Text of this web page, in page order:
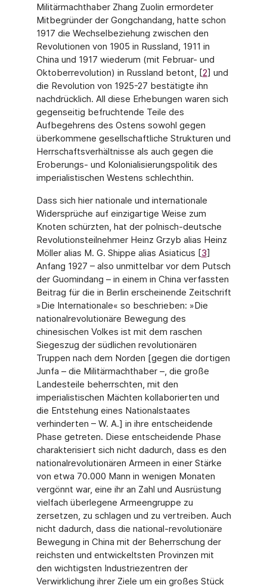
Militärmachthaber Zhang Zuolin ermordeter
Mitbegründer der Gongchandang, hatte schon
1917 die Wechselbeziehung zwischen den
Revolutionen von 1905 in Russland, 1911 in
China und 1917 wiederum (mit Februar- und
Oktoberrevolution) in Russland betont, [2] und
die Revolution von 1925-27 bestätigte ihn
nachdrücklich. All diese Erhebungen waren sich
gegenseitig befruchtende Teile des
Aufbegehrens des Ostens sowohl gegen
überkommene gesellschaftliche Strukturen und
Herrschaftsverhältnisse als auch gegen die
Eroberungs- und Kolonialisierungspolitik des
imperialistischen Westens schlechthin.
Dass sich hier nationale und internationale
Widersprüche auf einzigartige Weise zum
Knoten schürzten, hat der polnisch-deutsche
Revolutionsteilnehmer Heinz Grzyb alias Heinz
Möller alias M. G. Shippe alias Asiaticus [3]
Anfang 1927 – also unmittelbar vor dem Putsch
der Guomindang – in einem in China verfassten
Beitrag für die in Berlin erscheinende Zeitschrift
»Die Internationale« so beschrieben: »Die
nationalrevolutionäre Bewegung des
chinesischen Volkes ist mit dem raschen
Siegeszug der südlichen revolutionären
Truppen nach dem Norden [gegen die dortigen
Junfa – die Militärmachthaber –, die große
Landesteile beherrschten, mit den
imperialistischen Mächten kollaborierten und
die Entstehung eines Nationalstaates
verhinderten – W. A.] in ihre entscheidende
Phase getreten. Diese entscheidende Phase
charakterisiert sich nicht dadurch, dass es den
nationalrevolutionären Armeen in einer Stärke
von etwa 70.000 Mann in wenigen Monaten
vergönnt war, eine ihr an Zahl und Ausrüstung
vielfach überlegene Armeengruppe zu
zersetzen, zu schlagen und zu vertreiben. Auch
nicht dadurch, dass die national-revolutionäre
Bewegung in China mit der Beherrschung der
reichsten und entwickeltsten Provinzen mit
den wichtigsten Industriezentren der
Verwirklichung ihrer Ziele um ein großes Stück